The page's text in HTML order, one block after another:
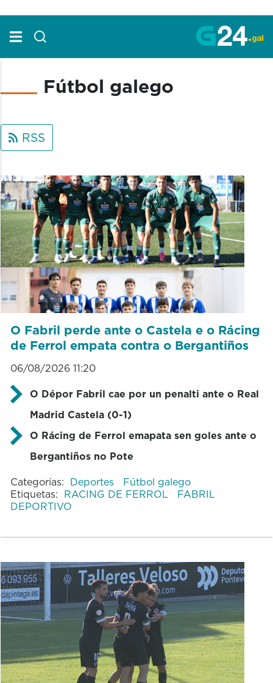
Fútbol galego
RSS
O Fabril perde ante o Castela e o Rácing
de Ferrol empata contra o Bergantiños
06/08/2026 11:20
O Dépor Fabril cae por un penalti ante o Real
Madrid Castela (0-1)
O Rácing de Ferrol emapata sen goles ante o
Bergantiños no Pote
Categorías: Deportes
Fútbol galego
Etiquetas: RACING DE FERROL
FABRIL
DEPORTIVO